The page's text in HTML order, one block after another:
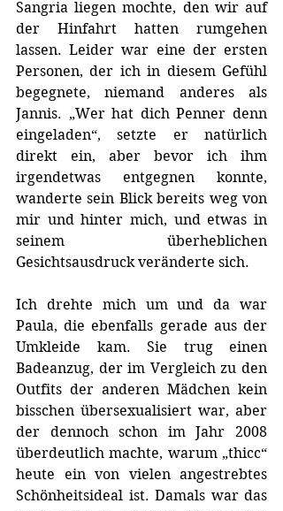
Sangria liegen mochte, den wir auf
der Hinfahrt hatten rumgehen
lassen. Leider war eine der ersten
Personen, der ich in diesem Gefühl
begegnete, niemand anderes als
Jannis. „Wer hat dich Penner denn
eingeladen“, setzte er natürlich
direkt ein, aber bevor ich ihm
irgendetwas entgegnen konnte,
wanderte sein Blick bereits weg von
mir und hinter mich, und etwas in
seinem überheblichen
Gesichtsausdruck veränderte sich.
Ich drehte mich um und da war
Paula, die ebenfalls gerade aus der
Umkleide kam. Sie trug einen
Badeanzug, der im Vergleich zu den
Outfits der anderen Mädchen kein
bisschen übersexualisiert war, aber
der dennoch schon im Jahr 2008
überdeutlich machte, warum „thicc“
heute ein von vielen angestrebtes
Schönheitsideal ist. Damals war das